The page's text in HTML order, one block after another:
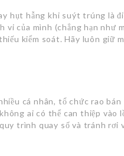
hụt hẫng khi suýt trúng là
vi của mình (chẳng hạn như
kiểm soát. Hãy luôn giữ
cá nhân, tổ chức rao bán
ai có thể can thiệp vào
trình quay số và tránh rơi